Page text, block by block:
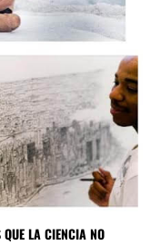
QUE LA CIENCIA NO